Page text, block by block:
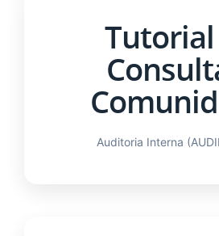
Auditoria Interna